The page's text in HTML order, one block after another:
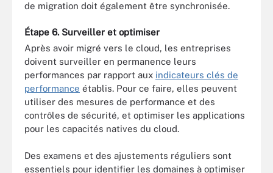
de migration doit également être synchronisée.
Étape 6. Surveiller et optimiser
Après avoir migré vers le cloud, les entreprises
doivent surveiller en permanence leurs
performances par rapport aux indicateurs clés de
performance établis. Pour ce faire, elles peuvent
utiliser des mesures de performance et des
contrôles de sécurité, et optimiser les applications
pour les capacités natives du cloud.
Des examens et des ajustements réguliers sont
essentiels pour identifier les domaines à optimiser